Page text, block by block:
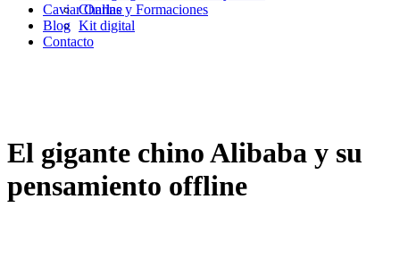
Charlas y Formaciones
Kit digital
Caviar Online
Blog
Contacto
El gigante chino Alibaba y su
pensamiento offline